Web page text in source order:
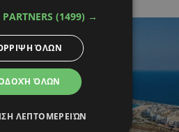
(1499) →
ΌΛΩΝ
ΌΛΩΝ
ΛΕΠΤΟΜΕΡΕΙΏΝ